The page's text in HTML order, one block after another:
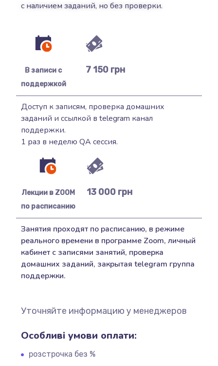
с наличием заданий, но без проверки.
В записи с
поддержкой
7 150 грн
Доступ к записям, проверка домашних
заданий и ссылкой в telegram канал
поддержки.
1 раз в неделю QA сессия.
Лекции в ZOOM
по расписанию
13 000 грн
Занятия проходят по расписанию, в режиме
реального времени в программе Zoom, личный
кабинет с записями занятий, проверка
домашних заданий, закрытая telegram группа
поддержки.
Уточняйте информацию у менеджеров
Особливі умови оплати:
розстрочка без %